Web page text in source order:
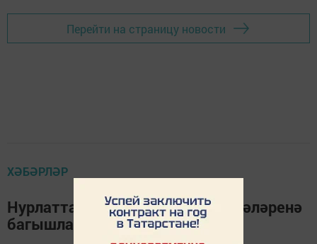
Перейти на страницу новости
ХӘБӘРЛӘР
Нурлатта үзмәшгульлек мәсьәләләренә
багышланган очрашу үтте